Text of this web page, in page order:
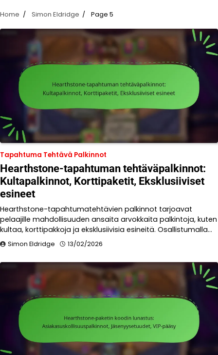
Home Simon Eldridge Page 5
Tapahtuma Tehtävä Palkinnot
Hearthstone-tapahtuman tehtäväpalkinnot:
Kultapalkinnot, Korttipaketit, Eksklusiiviset
esineet
Hearthstone-tapahtumatehtävien palkinnot tarjoavat
pelaajille mahdollisuuden ansaita arvokkaita palkintoja, kuten
kultaa, korttipakkoja ja eksklusiivisia esineitä. Osallistumalla…
Simon Eldridge 13/02/2026